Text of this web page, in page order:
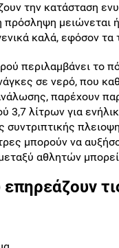
την κατάσταση
μειώνεται
καλά, εφόσον τα
περιλαμβάνει το
σε νερό, που
παρέχουν
3,7 λίτρων για
συντριπτικής
μπορούν να
αθλητών μπορεί